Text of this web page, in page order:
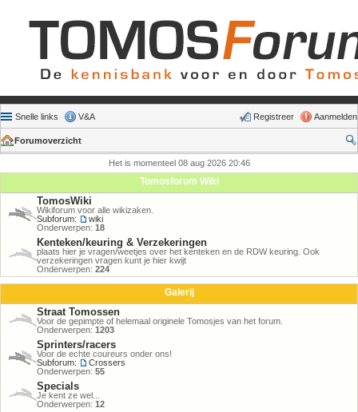
Snelle links V&A Aanmelden
Registreer
Forumoverzicht
Het is momenteel 08 aug 2026 20:46
Tomosforum Wiki
TomosWiki
Wikiforum voor alle wikizaken.
Subforum:
wiki
Onderwerpen: 18
Kenteken/keuring & Verzekeringen
plaats hier je vragen/weetjes over het kenteken en de RDW keuring. Ook
verzekeringen vragen kunt je hier kwijt
Onderwerpen: 224
Galerij
Straat Tomossen
Voor de gepimpte of helemaal originele Tomosjes van het forum.
Onderwerpen: 1203
Sprinters/racers
Voor de echte coureurs onder ons!
Subforum:
Crossers
Onderwerpen: 55
Specials
Je kent ze wel...
Onderwerpen: 12